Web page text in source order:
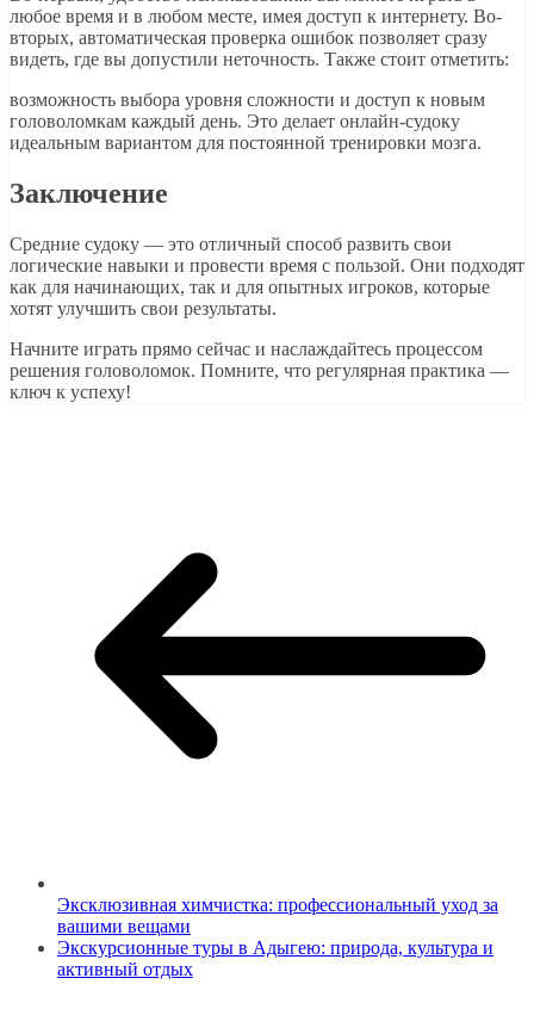
любое время и в любом месте, имея доступ к интернету. Во-
вторых, автоматическая проверка ошибок позволяет сразу
видеть, где вы допустили неточность. Также стоит отметить:
возможность выбора уровня сложности и доступ к новым
головоломкам каждый день. Это делает онлайн-судоку
идеальным вариантом для постоянной тренировки мозга.
Заключение
Средние судоку — это отличный способ развить свои
логические навыки и провести время с пользой. Они подходят
как для начинающих, так и для опытных игроков, которые
хотят улучшить свои результаты.
Начните играть прямо сейчас и наслаждайтесь процессом
решения головоломок. Помните, что регулярная практика —
ключ к успеху!
Эксклюзивная химчистка: профессиональный уход за
вашими вещами
Экскурсионные туры в Адыгею: природа, культура и
активный отдых